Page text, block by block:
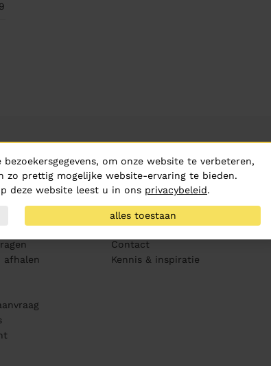
afhalen
Over ons
Over Hurricane
Routebeschrijving
Vacatures
MVO
Medewerkers
Contact
Kennis & inspiratie
om onze website te verbeteren,
zo prettig mogelijke website-ervaring te bieden.
deze website leest u in ons privacybeleid.
alles toestaan